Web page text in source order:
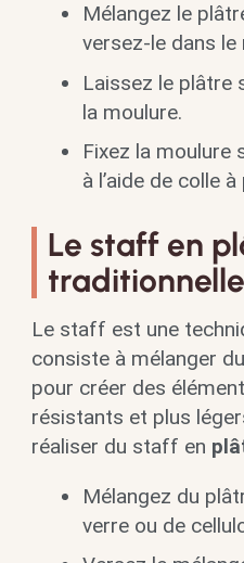
Mélangez le
versez-le dans le
Laissez le plâtre
la moulure.
Fixez la moulure
à l’aide de colle
Le staff en
traditionnelle
Le staff est une
consiste à mélanger
pour créer des
résistants et plus
réaliser du staff en
Mélangez du
verre ou de